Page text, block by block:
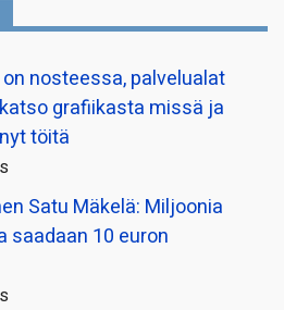
nosteessa, palvelualat
grafiikasta missä ja
töitä
Satu Mäkelä: Miljoonia
saadaan 10 euron